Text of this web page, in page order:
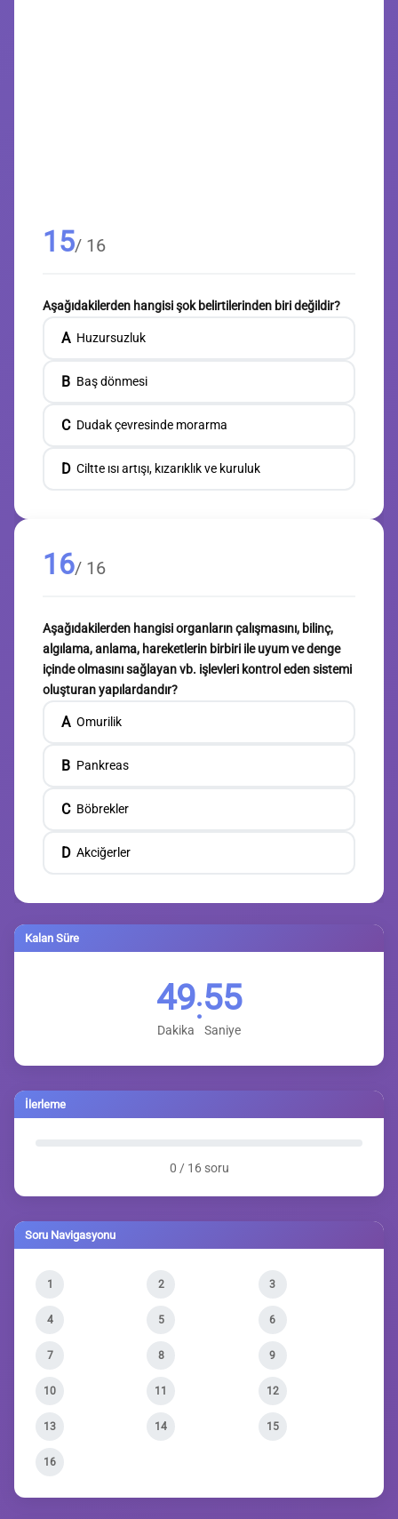
15/ 16
Aşağıdakilerden hangisi şok belirtilerinden biri değildir?
A Huzursuzluk
B Baş dönmesi
C Dudak çevresinde morarma
D Ciltte ısı artışı, kızarıklık ve kuruluk
16/ 16
Aşağıdakilerden hangisi organların çalışmasını, bilinç,
algılama, anlama, hareketlerin birbiri ile uyum ve denge
içinde olmasını sağlayan vb. işlevleri kontrol eden sistemi
oluşturan yapılardandır?
A Omurilik
B Pankreas
C Böbrekler
D Akciğerler
Kalan Süre
49
Dakika
:54
Saniye
İlerleme
0 / 16 soru
Soru Navigasyonu
1 2 3
4 5 6
7 8 9
10 11 12
13 14 15
16